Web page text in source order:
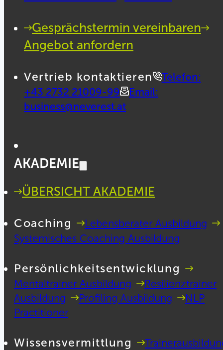
Gesprächstermin vereinbaren
Angebot anfordern
Vertrieb kontaktieren
Telefon:
+43 2732 21009-99
Email:
business@neverest.at
AKADEMIE
ÜBERSICHT AKADEMIE
Coaching
Lebensberater Ausbildung
Systemisches Coaching Ausbildung
Persönlichkeitsentwicklung
Mentaltrainer Ausbildung
Resilienztrainer
Ausbildung
Profiling Ausbildung
NLP
Practitioner
Wissensvermittlung